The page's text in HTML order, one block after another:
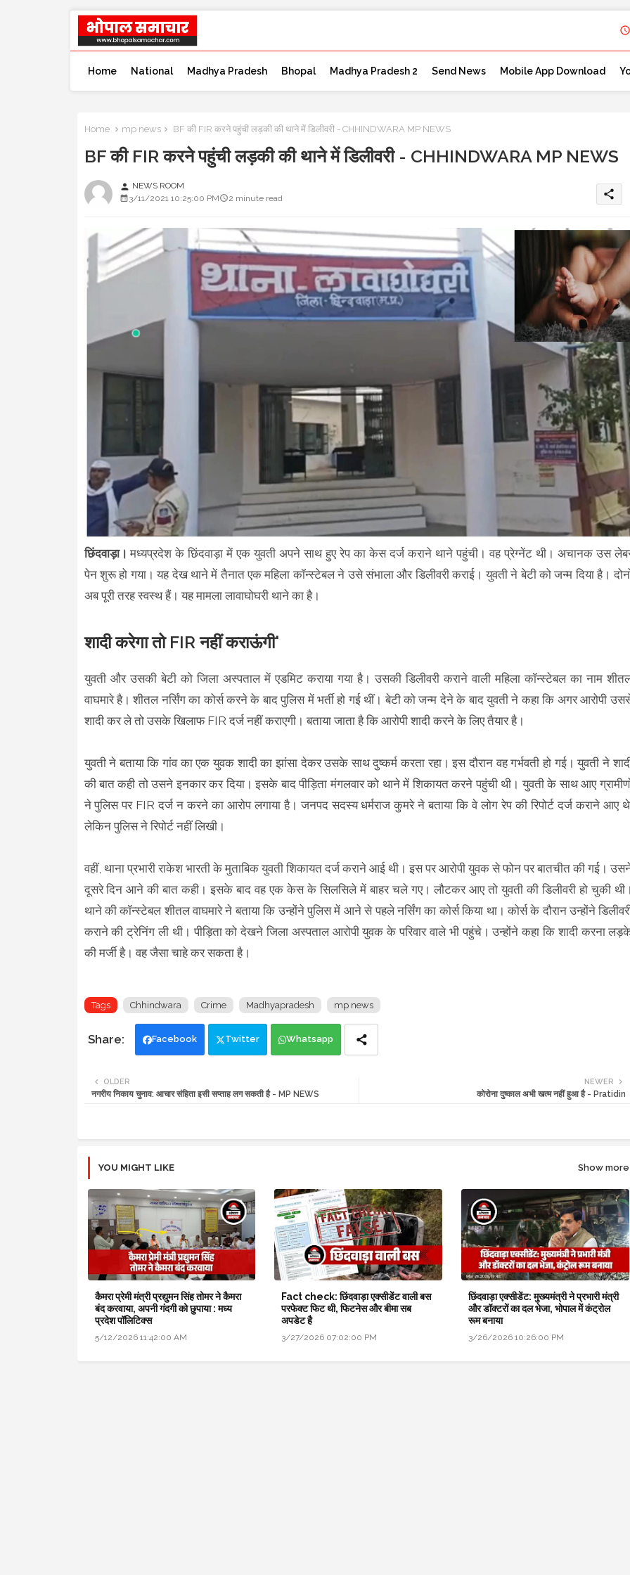
Home National Madhya Pradesh Bhopal Madhya Pradesh 2 Send News Mobile App Download
Home mp news BF की FIR करने पहुंची लड़की की थाने में डिलीवरी - CHHINDWARA MP NEWS
BF की FIR करने पहुंची लड़की की थाने में डिलीवरी - CHHINDWARA MP NEWS
person NEWS ROOM
3/11/2021 10:25:00 PM
2 minute read share
छिंदवाड़ा। मध्यप्रदेश के छिंदवाड़ा में एक युवती अपने साथ हुए रेप का केस दर्ज कराने थाने पहुंची। वह प्रेग्नेंट थी। अचानक उस
पेन शुरू हो गया। यह देख थाने में तैनात एक महिला कॉन्स्टेबल ने उसे संभाला और डिलीवरी कराई। युवती ने बेटी को जन्म दिया है।
अब पूरी तरह स्वस्थ हैं। यह मामला लावाघोघरी थाने का है।
शादी करेगा तो FIR नहीं कराऊंगी'
युवती और उसकी बेटी को जिला अस्पताल में एडमिट कराया गया है। उसकी डिलीवरी कराने वाली महिला कॉन्स्टेबल का नाम
वाघमारे है। शीतल नर्सिंग का कोर्स करने के बाद पुलिस में भर्ती हो गई थीं। बेटी को जन्म देने के बाद युवती ने कहा कि अगर आरोपी
शादी कर ले तो उसके खिलाफ FIR दर्ज नहीं कराएगी। बताया जाता है कि आरोपी शादी करने के लिए तैयार है।
युवती ने बताया कि गांव का एक युवक शादी का झांसा देकर उसके साथ दुष्कर्म करता रहा। इस दौरान वह गर्भवती हो गई। युवती ने
की बात कही तो उसने इनकार कर दिया। इसके बाद पीड़िता मंगलवार को थाने में शिकायत करने पहुंची थी। युवती के साथ आए
ने पुलिस पर FIR दर्ज न करने का आरोप लगाया है। जनपद सदस्य धर्मराज कुमरे ने बताया कि वे लोग रेप की रिपोर्ट दर्ज कराने आए
लेकिन पुलिस ने रिपोर्ट नहीं लिखी।
वहीं, थाना प्रभारी राकेश भारती के मुताबिक युवती शिकायत दर्ज कराने आई थी। इस पर आरोपी युवक से फोन पर बातचीत की गई।
दूसरे दिन आने की बात कही। इसके बाद वह एक केस के सिलसिले में बाहर चले गए। लौटकर आए तो युवती की डिलीवरी हो चुकी
थाने की कॉन्स्टेबल शीतल वाघमारे ने बताया कि उन्होंने पुलिस में आने से पहले नर्सिंग का कोर्स किया था। कोर्स के दौरान उन्होंने
कराने की ट्रेनिंग ली थी। पीड़िता को देखने जिला अस्पताल आरोपी युवक के परिवार वाले भी पहुंचे। उन्होंने कहा कि शादी करना
की मर्जी है। वह जैसा चाहे कर सकता है।
Tags Chhindwara Crime Madhyapradesh mp news
Facebook Twitter Whatsapp
NEWER
कोरोना दुष्काल अभी खत्म नहीं हुआ है - Pratidin
OLDER
नगरीय निकाय चुनाव: आचार संहिता इसी सप्ताह लग सकती है - MP NEWS
YOU MIGHT LIKE Show more
कैमरा प्रेमी मंत्री प्रद्युमन सिंह तोमर ने कैमरा
बंद करवाया, अपनी गंदगी को छुपाया : मध्य
प्रदेश पॉलिटिक्स
5/12/2026 11:42:00 AM
Fact check: छिंदवाड़ा एक्सीडेंट वाली बस
परफेक्ट फिट थी, फिटनेस और बीमा सब
अपडेट है
3/27/2026 07:02:00 PM
छिंदवाड़ा एक्सीडेंट: मुख्यमंत्री ने प्रभारी मंत्री
और डॉक्टरों का दल भेजा, भोपाल में कंट्रोल
रूम बनाया
3/26/2026 10:26:00 PM